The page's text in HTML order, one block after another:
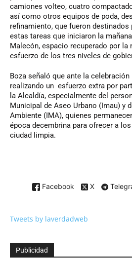
camiones volteo, cuatro
así como otros equipos de poda,
refinamiento, que fueron destinados
estas tareas que iniciaron la
Malecón, espacio recuperado por la
esfuerzo de los tres niveles de
Boza señaló que ante la celebración
realizando un esfuerzo extra por
la Alcaldía, especialmente del
Municipal de Aseo Urbano (Imau) y
Ambiente (IMA), quienes
época decembrina para ofrecer a
ciudad limpia.
Facebook X
Tweets by laverdadweb
Publicidad